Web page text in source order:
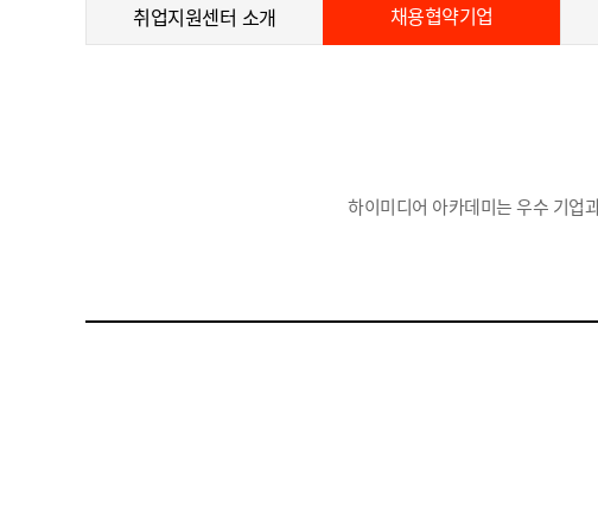
취업지원센터 소개 채용협약기업
하이미디어 아카데미는 우수 기업